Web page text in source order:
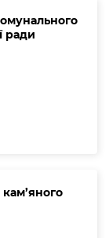
ради